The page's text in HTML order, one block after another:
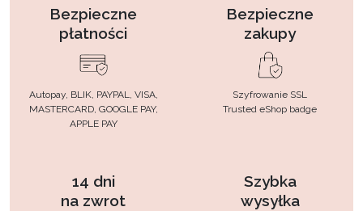
Bezpieczne
płatności
Autopay, BLIK, PAYPAL, VISA,
MASTERCARD, GOOGLE PAY,
APPLE PAY
Bezpieczne
zakupy
Szyfrowanie SSL
Trusted eShop badge
14 dni
na zwrot
Szybka
wysyłka